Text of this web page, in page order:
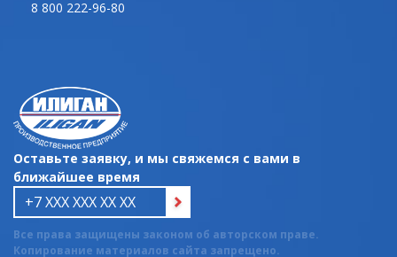
8 800 222-96-80
Оставьте заявку, и мы свяжемся с вами в
ближайшее время
Все права защищены законом об авторском праве.
Копирование материалов сайта запрещено.